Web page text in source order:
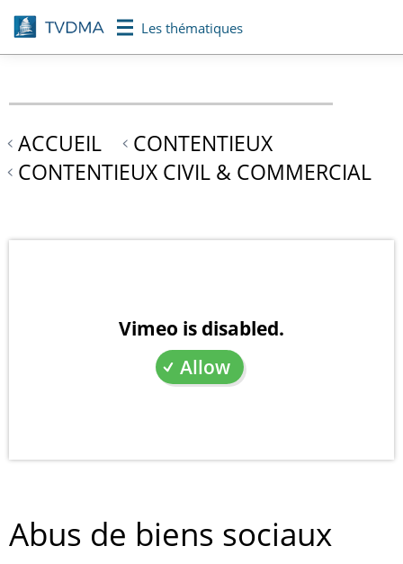
Aller
au
contenu
Les thématiques
ACCUEIL
CONTENTIEUX
CONTENTIEUX CIVIL & COMMERCIAL
Vimeo is disabled.
Allow
Abus de biens sociaux